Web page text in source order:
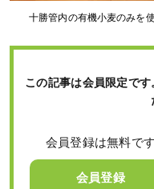
十勝管内の有機小麦のみを
この記事は会員限定で
会員登録は無料です
会員登録